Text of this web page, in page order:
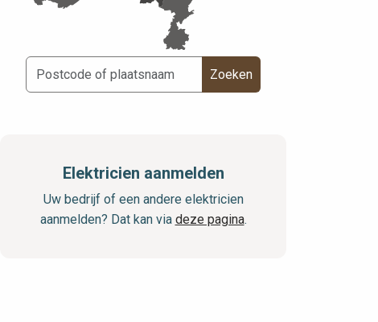
Zoeken
Elektricien aanmelden
Uw bedrijf of een andere elektricien
aanmelden? Dat kan via deze pagina.